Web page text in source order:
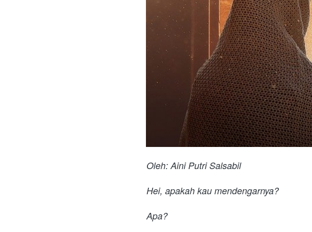
Oleh: Aini Putri Salsabil
Hei, apakah kau mendengarnya?
Apa?